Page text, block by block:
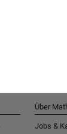
Über
Jobs &